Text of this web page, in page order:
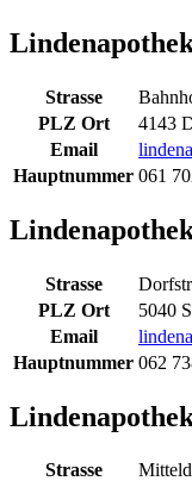
Strasse
PLZ Ort
4143
Email
Hauptnummer 061
Strasse
PLZ Ort
5040
Email
Hauptnummer 062
Strasse